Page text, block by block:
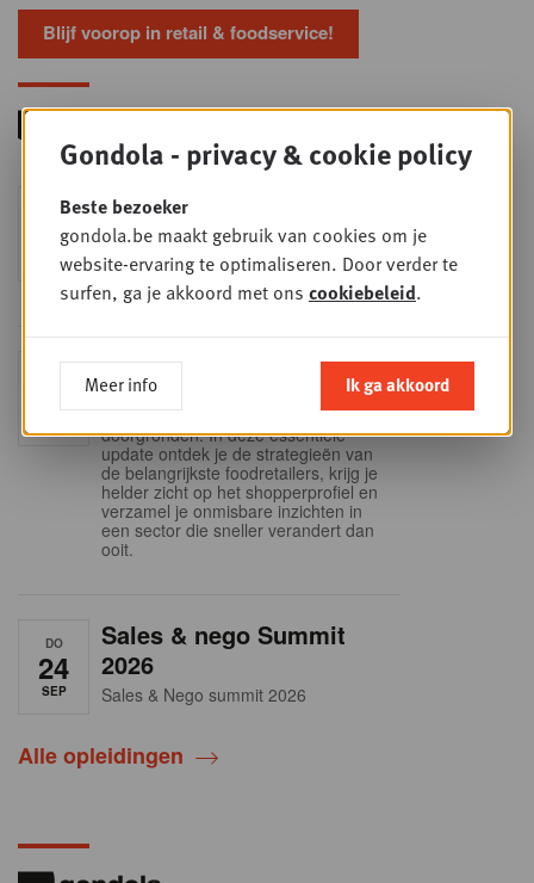
Blijf voorop in retail & foodservice!
WOE
9
SEP
Foodservice - Joint
business planning
Intro to Negotiation: Succes aan de
onderhandelingstafel is geen toeval!
15
Into Retail - Sold out
Mis deze unieke kans niet om het
Belgische retaillandschap volledig te
doorgronden. In deze essentiële
update ontdek je de strategieën van
de belangrijkste foodretailers, krijg je
helder zicht op het shopperprofiel en
verzamel je onmisbare inzichten in
een sector die sneller verandert dan
ooit.
DO
24
SEP
Sales & nego Summit
2026
Sales & Nego summit 2026
Alle opleidingen
Gondola - privacy & cookie policy
Beste bezoeker
gondola.be maakt gebruik van cookies om je
website-ervaring te optimaliseren. Door verder te
surfen, ga je akkoord met ons cookiebeleid.
Meer info Ik ga akkoord